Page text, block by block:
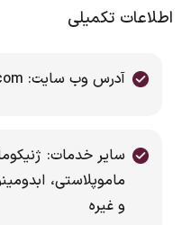
اطلاعات تکمیلی
آدرس وب سایت: www.dr-abdollahi.com
سایر خدمات:
ماموپلاستی،
و غیره